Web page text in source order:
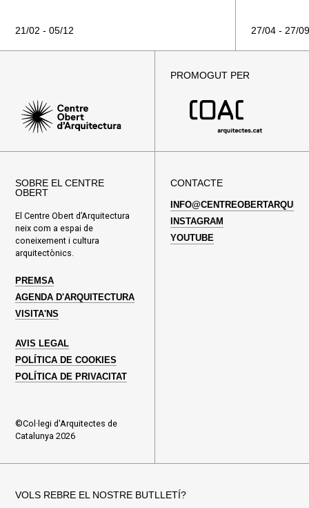
21/02 - 05/12 27/04 - 27/09
PROMOGUT PER
SOBRE EL CENTRE
OBERT
El Centre Obert d’Arquitectura
neix com a espai de
coneixement i cultura
arquitectònics.
PREMSA
AGENDA D'ARQUITECTURA
VISITA'NS
AVIS LEGAL
POLÍTICA DE COOKIES
POLÍTICA DE PRIVACITAT
©Col·legi d'Arquitectes de
Catalunya 2026
CONTACTE
INSTAGRAM
YOUTUBE
VOLS REBRE EL NOSTRE BUTLLETÍ?